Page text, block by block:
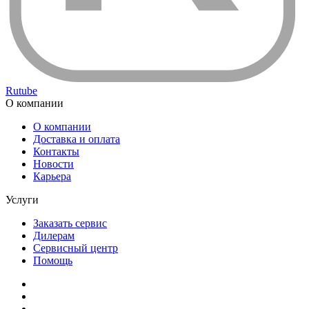
Rutube
О компании
О компании
Доставка и оплата
Контакты
Новости
Карьера
Услуги
Заказать сервис
Дилерам
Сервисный центр
Помощь